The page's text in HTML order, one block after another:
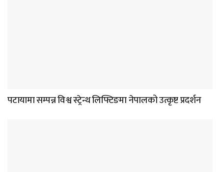
पटायामा सम्पन्न विश्व स्ट्रेन्थ लिफ्टिङमा नेपालको उत्कृष्ट प्रदर्शन